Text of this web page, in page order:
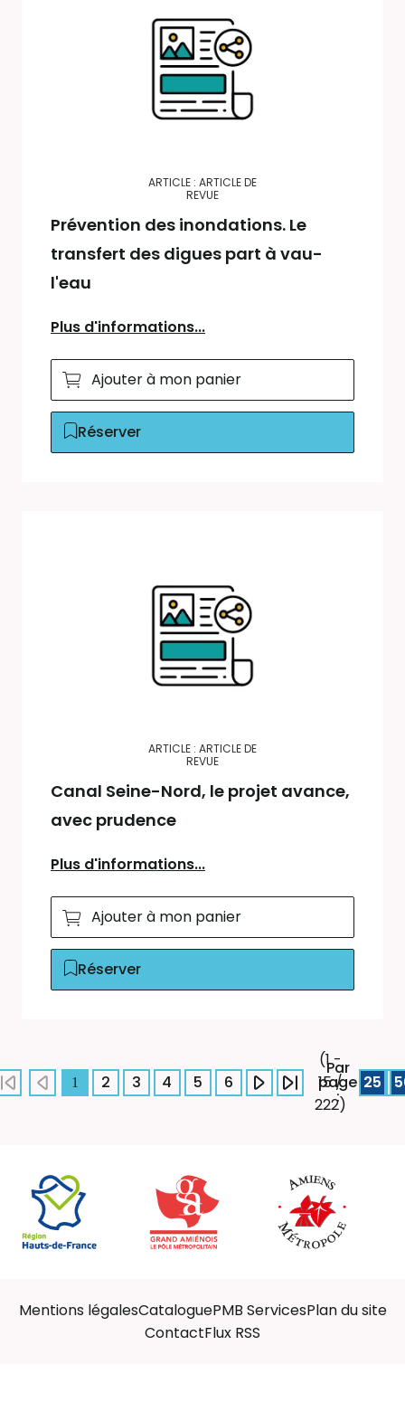
ARTICLE : ARTICLE DE
REVUE
Prévention des inondations. Le
transfert des digues part à vau-
l'eau
Plus d'informations...
Ajouter à mon panier
Réserver
ARTICLE : ARTICLE DE
REVUE
Canal Seine-Nord, le projet avance,
avec prudence
Plus d'informations...
Ajouter à mon panier
Réserver
1 2 3 4 5 6
(1 -
15 /
222)
Par
page
:
25
Mentions légalesCataloguePMB ServicesPlan du site
ContactFlux RSS